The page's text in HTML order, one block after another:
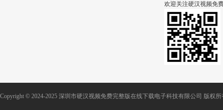
欢迎关注硬汉视频免
Copyright © 2024-2025 深圳市硬汉视频免费完整版在线下载电子科技有限公司 版权所